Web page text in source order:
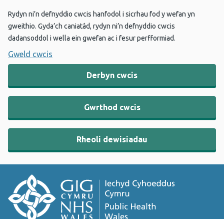
Rydyn ni’n defnyddio cwcis hanfodol i sicrhau fod y wefan yn
gweithio. Gyda’ch caniatâd, rydyn ni’n defnyddio cwcis
dadansoddol i wella ein gwefan ac i fesur perfformiad.
Gweld cwcis
Derbyn cwcis
Gwrthod cwcis
Rheoli dewisiadau